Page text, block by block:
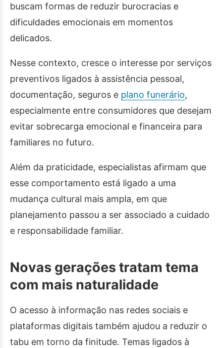
buscam formas de reduzir burocracias e
dificuldades emocionais em momentos
delicados.
Nesse contexto, cresce o interesse por serviços
preventivos ligados à assistência pessoal,
documentação, seguros e plano funerário,
especialmente entre consumidores que desejam
evitar sobrecarga emocional e financeira para
familiares no futuro.
Além da praticidade, especialistas afirmam que
esse comportamento está ligado a uma
mudança cultural mais ampla, em que
planejamento passou a ser associado a cuidado
e responsabilidade familiar.
Novas gerações tratam tema
com mais naturalidade
O acesso à informação nas redes sociais e
plataformas digitais também ajudou a reduzir o
tabu em torno da finitude. Temas ligados à